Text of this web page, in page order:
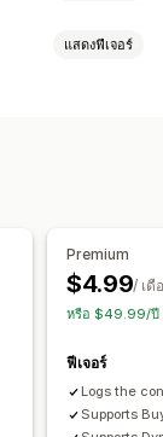
แสดงฟีเจอร์
Premium
$4.99/ เดื
หรือ $49.99/ปี
ฟีเจอร์
Logs the
Supports